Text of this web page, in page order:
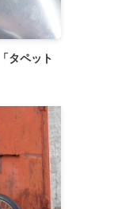
タペット